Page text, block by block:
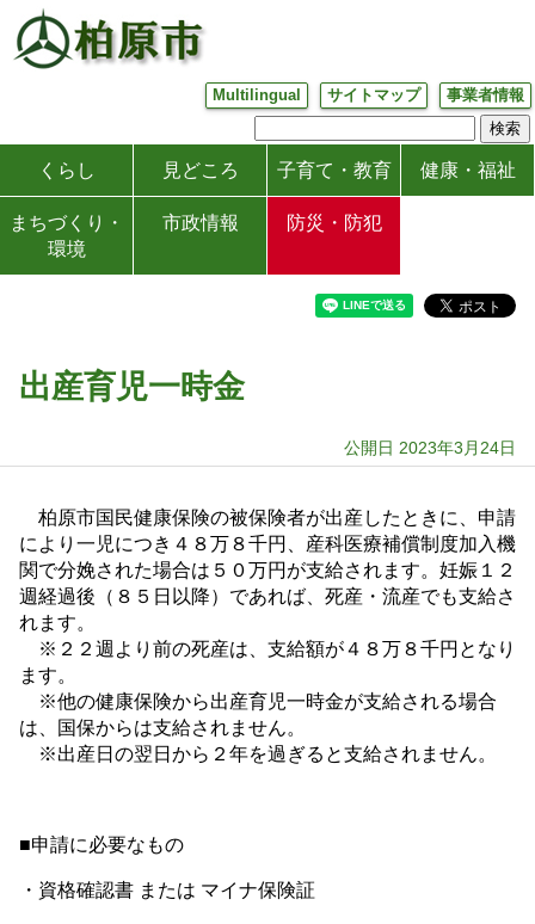
Multilingual サイトマップ 事業者情報
くらし 見どころ 子育て・教育 健康・福祉
まちづくり・
環境
市政情報 防災・防犯
出産育児一時金
公開日 2023年3月24日
柏原市国民健康保険の被保険者が出産したときに、申請
により一児につき４８万８千円、産科医療補償制度加入機
関で分娩された場合は５０万円が支給されます。妊娠１２
週経過後（８５日以降）であれば、死産・流産でも支給さ
れます。
※２２週より前の死産は、支給額が４８万８千円 となり
ます。
※他の健康保険から出産育児一時金が支給される場合
は、国保からは支給されません。
※出産日の翌日から２年を過ぎると支給されません。
■申請に必要なもの
・ 資格確認書 または マイナ保険証